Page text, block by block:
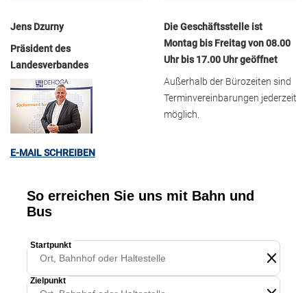
Jens Dzurny
Präsident des
Landesverbandes
E-MAIL SCHREIBEN
Die Geschäftsstelle ist
Montag bis Freitag von 08.00
Uhr bis 17.00 Uhr geöffnet
Außerhalb der Bürozeiten sind
Terminvereinbarungen jederzeit
möglich.